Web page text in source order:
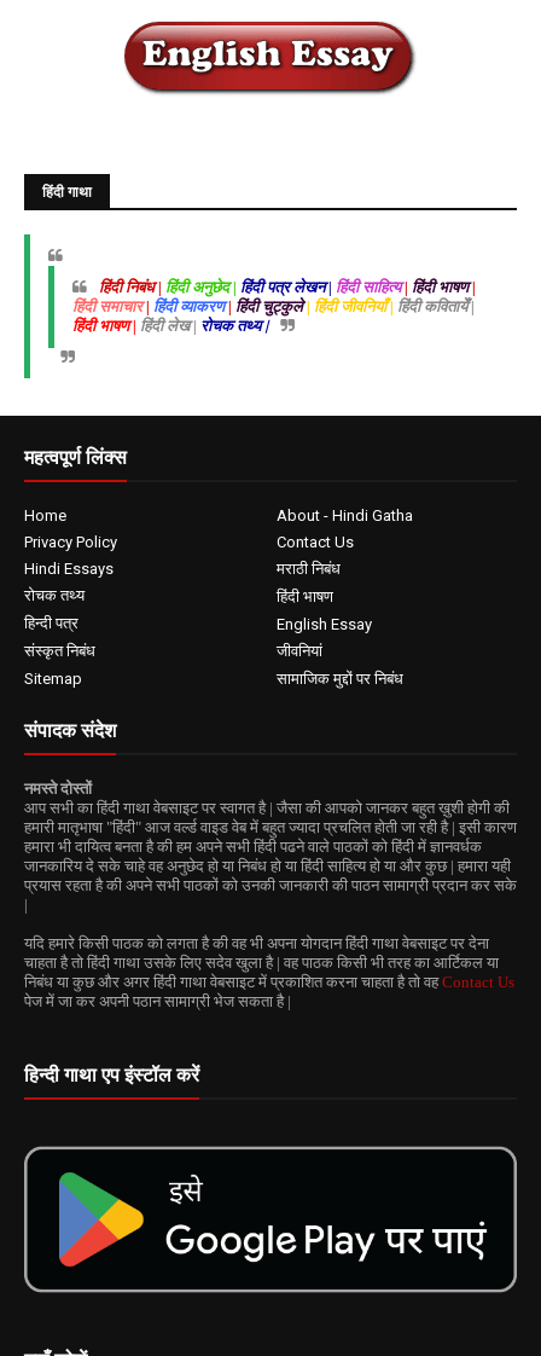
हिंदी गाथा
हिंदी निबंध | हिंदी अनुछेद | हिंदी पत्र लेखन | हिंदी साहित्य| हिंदी भाषण|
हिंदी समाचार| हिंदी व्याकरण| हिंदी चुट्कुले| हिंदी जीवनियाँ | हिंदी कवितायेँ |
हिंदी भाषण | हिंदी लेख | रोचक तथ्य |
महत्वपूर्ण लिंक्स
Home
About - Hindi Gatha
Privacy Policy
Contact Us
Hindi Essays
मराठी निबंध
रोचक तथ्य
हिंदी भाषण
हिन्दी पत्र
English Essay
संस्कृत निबंध
जीवनियां
Sitemap
सामाजिक मुद्दों पर निबंध
संपादक संदेश
नमस्ते दोस्तों
आप सभी का हिंदी गाथा वेबसाइट पर स्वागत है | जैसा की आपको जानकर बहुत ख़ुशी होगी की
हमारी मातृभाषा "हिंदी" आज वर्ल्ड वाइड वेब में बहुत ज्यादा प्रचलित होती जा रही है | इसी कारण
हमारा भी दायित्व बनता है की हम अपने सभी हिंदी पढने वाले पाठकों को हिंदी में ज्ञानवर्धक
जानकारिय दे सके चाहे वह अनुछेद हो या निबंध हो या हिंदी साहित्य हो या और कुछ | हमारा यही
प्रयास रहता है की अपने सभी पाठकों को उनकी जानकारी की पाठन सामाग्री प्रदान कर सके
|
यदि हमारे किसी पाठक को लगता है की वह भी अपना योगदान हिंदी गाथा वेबसाइट पर देना
चाहता है तो हिंदी गाथा उसके लिए सदेव खुला है | वह पाठक किसी भी तरह का आर्टिकल या
निबंध या कुछ और अगर हिंदी गाथा वेबसाइट में प्रकाशित करना चाहता है तो वहContact Us
पेज में जा कर अपनी पठान सामाग्री भेज सकता है |
हिन्दी गाथा एप इंस्टॉल करें